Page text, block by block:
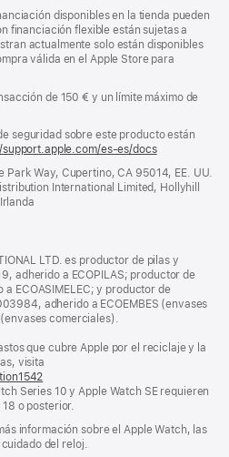
disponibles en la tienda pueden
financiación flexible están sujetas a
actualmente solo están disponibles
válida en el Apple Store para
de 150 € y un límite máximo de
seguridad sobre este producto están
support.apple.com/es-es/docs(se
en
una
Park Way, Cupertino, CA 95014, EE. UU.
International Limited, Hollyhill
LTD. es productor de pilas y
adherido a ECOPILAS; productor de
a ECOASIMELEC; y productor de
adherido a ECOEMBES (envases
comerciales).
que cubre Apple por el reciclaje y la
visita
abre
en
ventana
nueva)
Series 10 y Apple Watch SE requieren
o posterior.
información sobre el Apple Watch, las
del reloj.